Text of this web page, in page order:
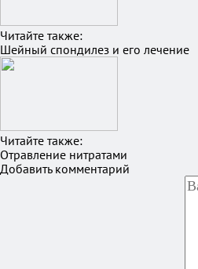
Читайте также:
Шейный спондилез и его лечение
Читайте также:
Отравление нитратами
Добавить комментарий